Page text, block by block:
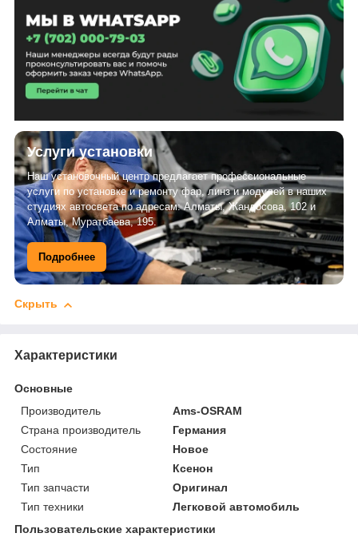
Услуги установки
Наш установочный центр предлагает профессиональные
услуги по установке и ремонту фар, линз и модулей в наших
студиях автосвета по адресам: Алматы, Жандосова, 102 и
Алматы, Муратбаева, 195.
Подробнее
Скрыть
Характеристики
Основные
Производитель
Ams-OSRAM
Страна производитель
Германия
Состояние
Новое
Тип
Ксенон
Тип запчасти
Оригинал
Тип техники
Легковой автомобиль
Пользовательские характеристики